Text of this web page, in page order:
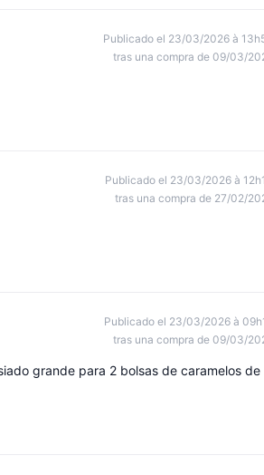
Publicado el 23/03/2026 à
tras una compra de 09/03/
Publicado el 23/03/2026 à
tras una compra de 27/02/
Publicado el 23/03/2026 à
tras una compra de 09/03/
grande para 2 bolsas de caramelos de